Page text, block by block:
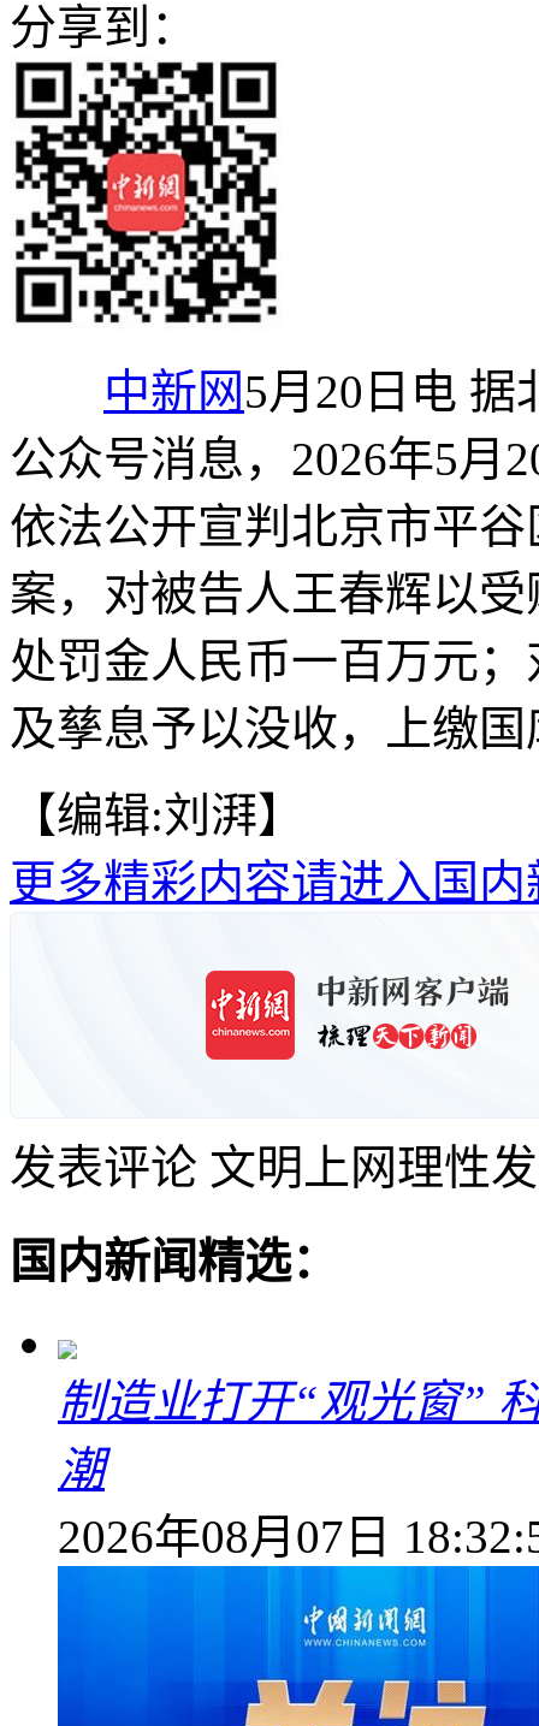
分享到：
中新网5月20日电 据
公众号消息，2026年5月
依法公开宣判北京市平
案，对被告人王春辉以
处罚金人民币一百万元
及孳息予以没收，上缴国
【编辑:刘湃】
更多精彩内容请进入国内
发表评论 文明上网理性
国内新闻精选：
制造业打开“观光窗”
潮
2026年08月07日